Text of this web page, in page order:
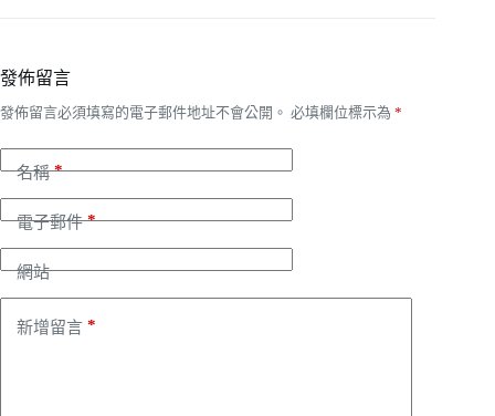
發佈留言
發佈留言必須填寫的電子郵件地址不會公開。 必填欄位標示為 *
名稱*
電子郵件*
網站
新增留言 *